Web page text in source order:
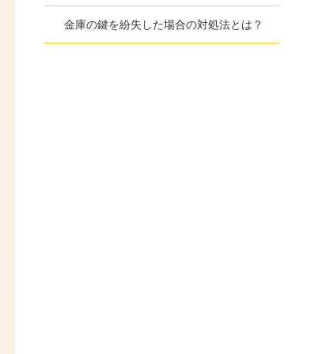
金庫の鍵を紛失した場合の対処法とは？